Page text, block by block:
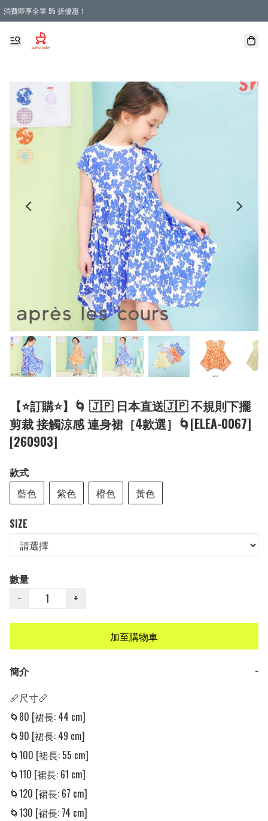
消費即享全單 95 折優惠！
購物滿 HKD 900.00即享免運費優惠！（適用於 本地送貨、本地取貨 )
【⭐訂購⭐】🌀 🇯🇵 日本直送🇯🇵 不規則下擺
剪裁 接觸涼感 連身裙［4款選］🌀[ELEA-0067]
[260903]
款式
藍色
紫色 橙色 黃色
SIZE
數量
−
+
加至購物車
簡介
−
📏尺寸📏
🌀80 [裙長: 44 cm]
🌀90 [裙長: 49 cm]
🌀100 [裙長: 55 cm]
🌀110 [裙長: 61 cm]
🌀120 [裙長: 67 cm]
🌀130 [裙長: 74 cm]